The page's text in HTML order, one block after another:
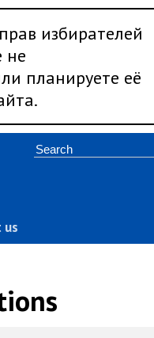
избирателей
не
планируете её
us